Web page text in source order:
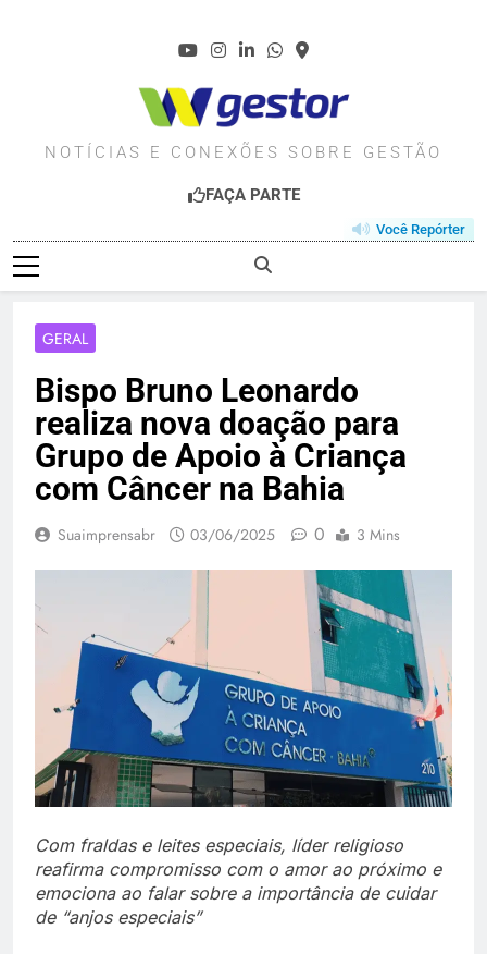
WGESTOR.COM.BR
NOTÍCIAS E CONEXÕES SOBRE GESTÃO
FAÇA PARTE
Você Repórter
GERAL
Bispo Bruno Leonardo
realiza nova doação para
Grupo de Apoio à Criança
com Câncer na Bahia
Suaimprensabr 03/06/2025 0 3 Mins
Com fraldas e leites especiais, líder religioso
reafirma compromisso com o amor ao próximo e
emociona ao falar sobre a importância de cuidar
de “anjos especiais”